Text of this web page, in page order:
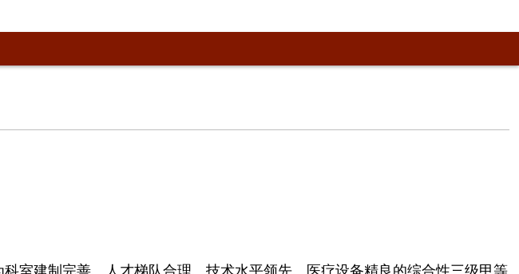
室建制完善、人才梯队合理、技术水平领先、医疗设备精良的综合性三级甲等